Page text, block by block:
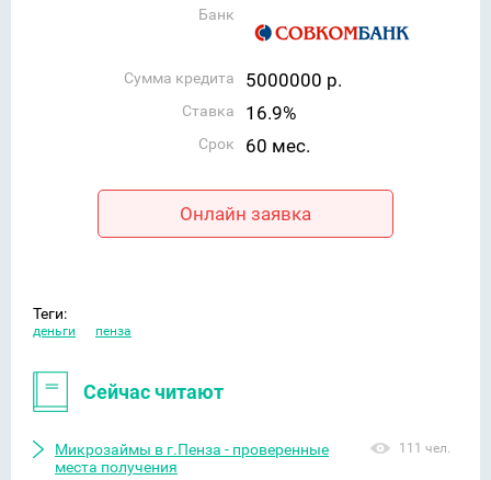
Банк
Сумма кредита 5000000 р.
Ставка 16.9%
Срок 60 мес.
Онлайн заявка
Теги:
деньги пенза
Сейчас читают
Микрозаймы в г.Пенза - проверенные
места получения
111 чел.